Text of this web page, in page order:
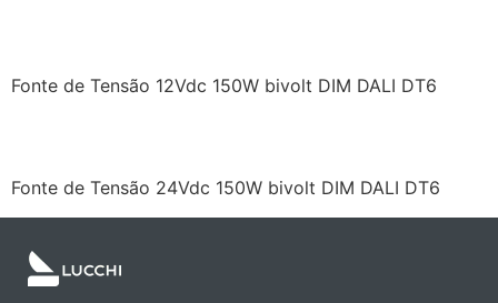
Fonte de Tensão 12Vdc 150W bivolt DIM DALI DT6
Fonte de Tensão 24Vdc 150W bivolt DIM DALI DT6